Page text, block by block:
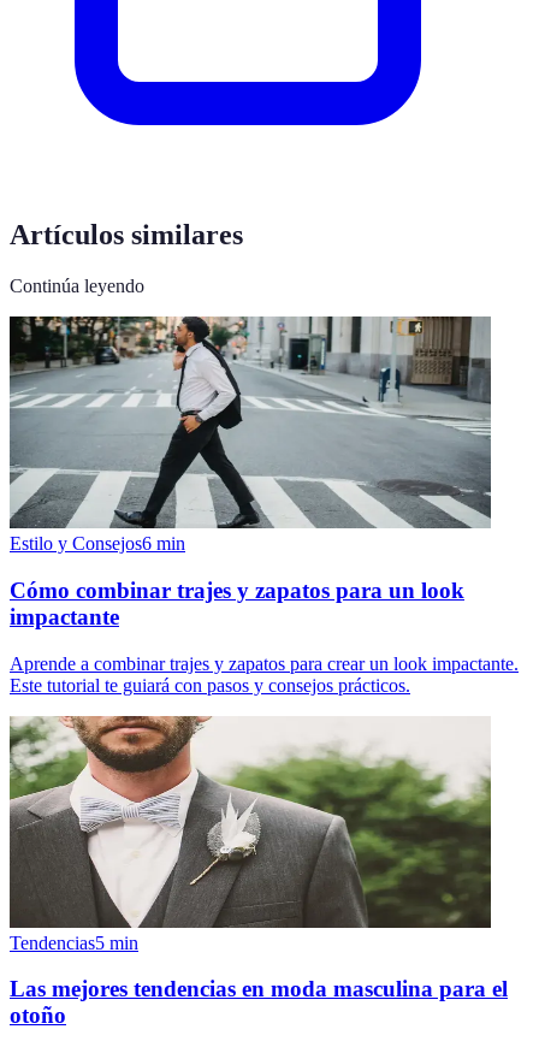
Artículos similares
Continúa leyendo
Estilo y Consejos6 min
Cómo combinar trajes y zapatos para un look
impactante
Aprende a combinar trajes y zapatos para crear un look impactante.
Este tutorial te guiará con pasos y consejos prácticos.
Tendencias5 min
Las mejores tendencias en moda masculina para el
otoño